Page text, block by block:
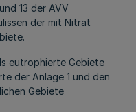
13 der AVV
der mit Nitrat
eutrophierte Gebiete
der Anlage 1 und den
Gebiete